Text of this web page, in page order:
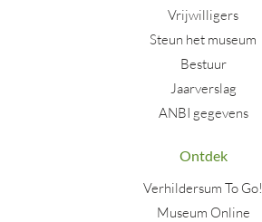
Vrijwilligers
Steun het museum
Bestuur
Jaarverslag
ANBI gegevens
Ontdek
Verhildersum To Go!
Museum Online